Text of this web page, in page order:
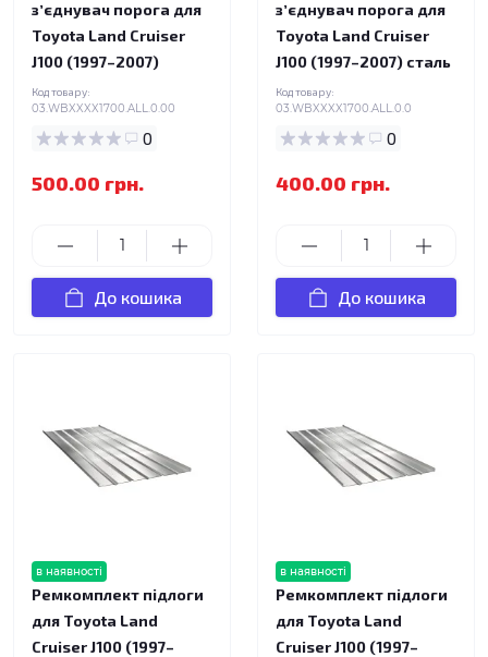
зʼєднувач порога для
Toyota Land Cruiser
J100 (1997–2007)
Код товару:
03.WBXXXX1700.ALL.0.00
0
500.00 грн.
До кошика
зʼєднувач порога для
Toyota Land Cruiser
J100 (1997–2007) сталь
Код товару:
03.WBXXXX1700.ALL.0.0
0
400.00 грн.
До кошика
в наявності
Ремкомплект підлоги
для Toyota Land
Cruiser J100 (1997–
в наявності
Ремкомплект підлоги
для Toyota Land
Cruiser J100 (1997–